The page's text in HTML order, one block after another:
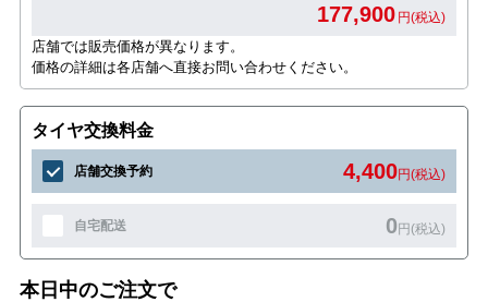
177,900 円(税込)
店舗では販売価格が異なります。
価格の詳細は各店舗へ直接お問い合わせください。
タイヤ交換料金
店舗交換予約 4,400円(税込)
自宅配送 0円(税込)
本日中のご注文で